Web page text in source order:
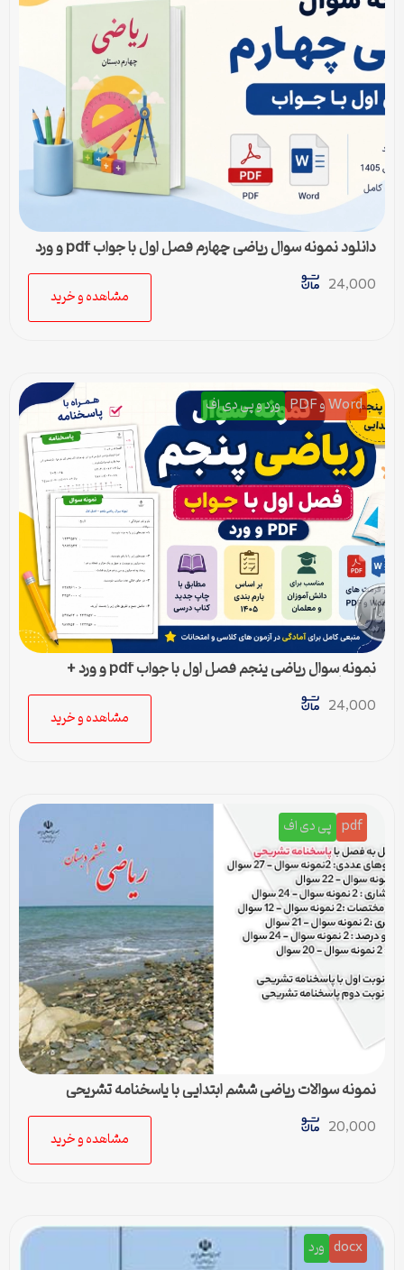
دانلود نمونه سوال ریاضی چهارم فصل اول با جواب pdf و ورد
24,000
مشاهده و خرید
Word و PDF ورد و پی دی اف
نمونه سوال ریاضی پنجم فصل اول با جواب pdf و ورد +
پاسخنامه
24,000
مشاهده و خرید
pdf پی دی اف
نمونه سوالات ریاضی ششم ابتدایی با پاسخنامه تشریحی
20,000
مشاهده و خرید
docx ورد